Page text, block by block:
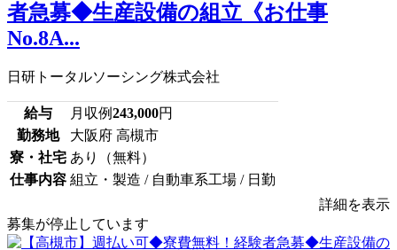
者急募◆生産設備の組立《お仕事
No.8A...
日研トータルソーシング株式会社
給与 月収例243,000円
勤務地
大阪府 高槻市
寮・社宅 あり（無料）
仕事内容 組立・製造 / 自動車系工場 / 日勤
詳細を表示
募集が停止しています